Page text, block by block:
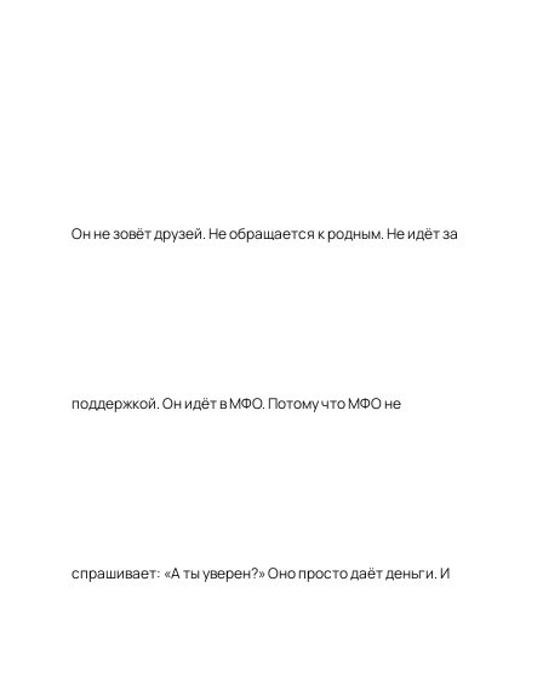
Он не зовёт друзей. Не обращается к родным. Не идёт за
поддержкой. Он идёт в МФО. Потому что МФО не
спрашивает: «А ты уверен?» Оно просто даёт деньги. И